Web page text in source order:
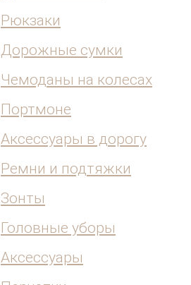
Рюкзаки
Дорожные сумки
Чемоданы на колесах
Портмоне
Аксессуары в дорогу
Ремни и подтяжки
Зонты
Головные уборы
Аксессуары